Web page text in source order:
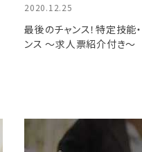
2020.12.25
最後のチャンス！特定技
ンス ～求人票紹介付き～